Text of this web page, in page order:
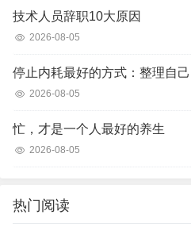
技术人员辞职10大原因
2026-08-05
停止内耗最好的方式：整理自己
2026-08-05
忙，才是一个人最好的养生
2026-08-05
热门阅读